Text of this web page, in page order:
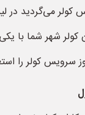
می‌گردید در
کولر شهر شما با
سرویس کولر را